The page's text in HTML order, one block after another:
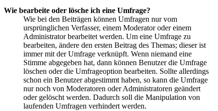
Wie bearbeite oder lösche ich eine Umfrage?
Wie bei den Beiträgen können Umfragen nur vom
ursprünglichen Verfasser, einem Moderator oder einem
Administrator bearbeitet werden. Um eine Umfrage zu
bearbeiten, ändere den ersten Beitrag des Themas; dieser ist
immer mit der Umfrage verknüpft. Wenn niemand eine
Stimme abgegeben hat, dann können Benutzer die Umfrage
löschen oder die Umfrageoption bearbeiten. Sollte allerdings
schon ein Benutzer abgestimmt haben, so kann die Umfrage
nur noch von Moderatoren oder Administratoren geändert
oder gelöscht werden. Dadurch soll die Manipulation von
laufenden Umfragen verhindert werden.